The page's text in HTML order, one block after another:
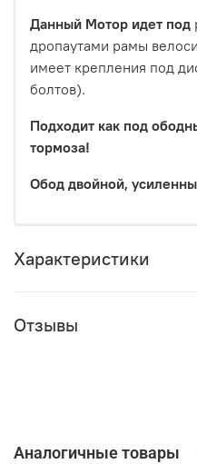
Данный Мотор идет под
дропаутами рамы
имеет крепления под
болтов).
Подходит как под
тормоза!
Обод двойной,
Характеристики
Отзывы
Аналогичные товары